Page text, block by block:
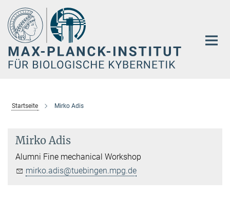
Hauptinhalt
Startseite Mirko Adis
Mirko Adis
Alumni Fine mechanical Workshop
mirko.adis@tuebingen.mpg.de